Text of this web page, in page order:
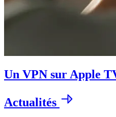
Un VPN sur Apple
Actualités